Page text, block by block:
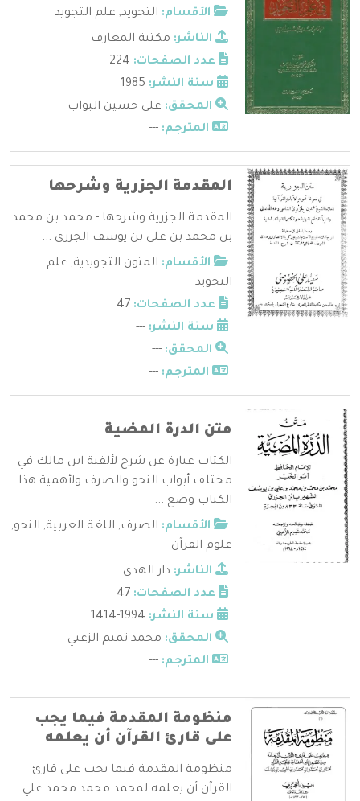
الأقسام: التجويد, علم التجويد
الناشر: مكتبة المعارف
عدد الصفحات:
سنة النشر:
المحقق: علي حسين البواب
المترجم: ---
المقدمة الجزرية وشرحها
المقدمة الجزرية وشرحها - محمد بن محمد
بن محمد بن علي بن يوسف الجزري ...
الأقسام: المتون التجويدية, علم
التجويد
عدد الصفحات:
سنة النشر: ---
المحقق: ---
المترجم: ---
متن الدرة المضية
الكتاب عبارة عن شرح لألفية ابن مالك في
مختلف أبواب النحو والصرف ولأهمية هذا
الكتاب وضع ...
الأقسام: الصرف, اللغة العربية, النحو,
علوم القرآن
الناشر: دار الهدى
عدد الصفحات:
سنة النشر:
المحقق: محمد تميم الزعبي
المترجم: ---
منظومة المقدمة فيما يجب
على قارئ القرآن أن يعلمه
منظومة المقدمة فيما يجب على قارئ
القرآن أن يعلمه لمحمد محمد محمد علي